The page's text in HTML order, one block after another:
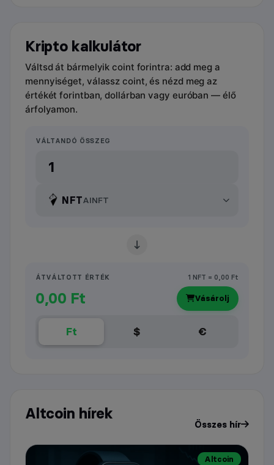
Kripto kalkulátor
Váltsd át bármelyik coint forintra: add meg a
mennyiséget, válassz coint, és nézd meg az
értékét forintban, dollárban vagy euróban — élő
árfolyamon.
VÁLTANDÓ ÖSSZEG
NFTAINFT
ÁTVÁLTOTT ÉRTÉK 1 NFT = 0,00 Ft
0,00 Ft Vásárolj
Ft $ €
Altcoin hírek
Összes hír
Altcoin